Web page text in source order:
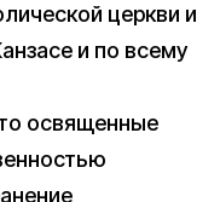
церкви и
и по всему
освященные